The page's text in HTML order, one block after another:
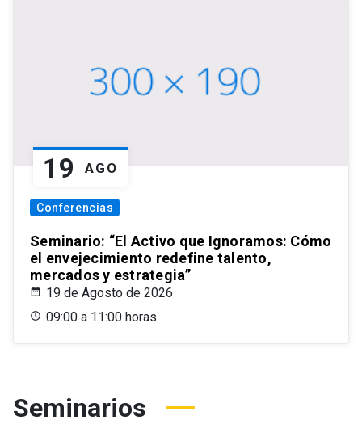
19 AGO
Conferencias
Seminario: “El Activo que Ignoramos: Cómo
el envejecimiento redefine talento,
mercados y estrategia”
19 de Agosto de 2026
09:00 a 11:00 horas
Seminarios